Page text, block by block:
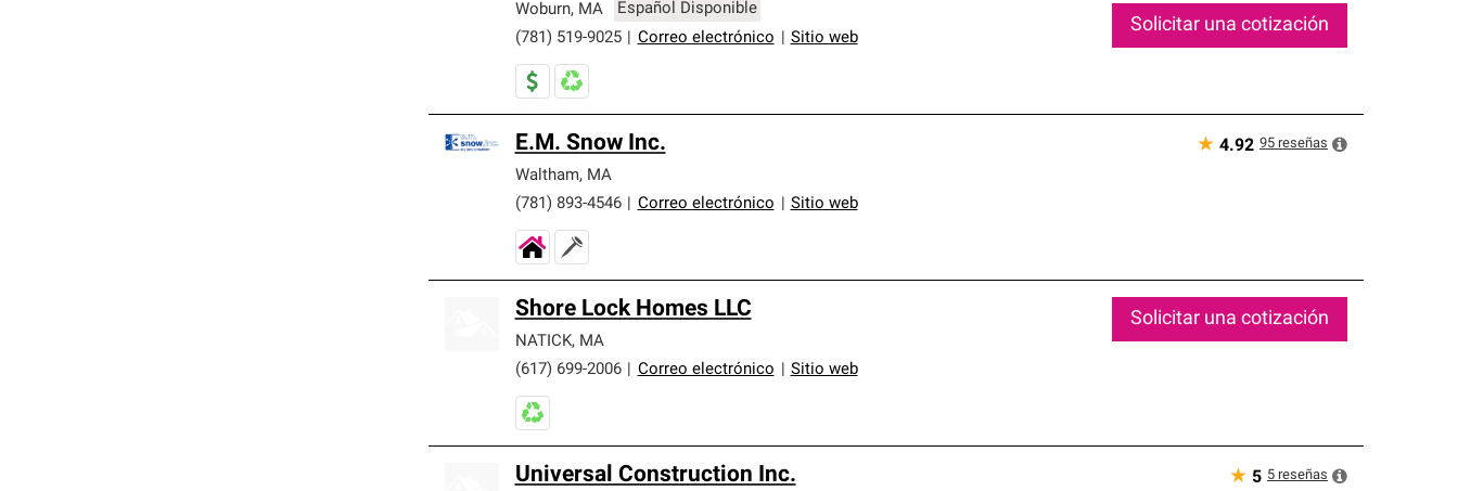
Woburn, MA
Español Disponible
(781) 519-9025
Correo electrónico Sitio web
Solicitar una cotización
E.M. Snow Inc.
Waltham, MA
(781) 893-4546
Correo electrónico Sitio web
★ 4.92 95 reseñas
Shore Lock Homes LLC
NATICK, MA
(617) 699-2006
Correo electrónico Sitio web
Solicitar una cotización
Universal Construction Inc. ★ 5 5 reseñas